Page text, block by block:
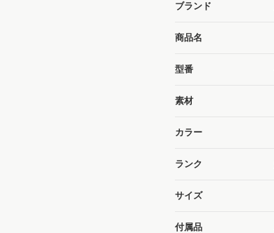
ブランド
商品名
型番
素材
カラー
ランク
サイズ
付属品